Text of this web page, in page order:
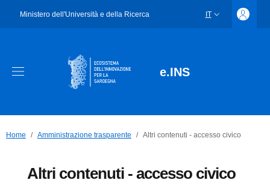
Ministero dell'Università e della Ricerca
SELETTORE
IT
e.INS
Home Amministrazione trasparente Altri contenuti - accesso civico
Altri contenuti - accesso civico